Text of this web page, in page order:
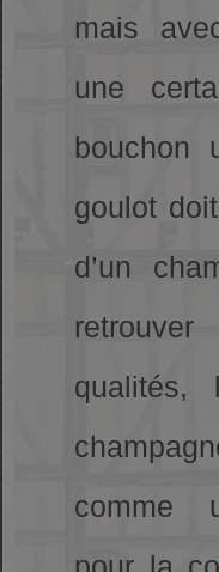
mais
une
bouchon
goulot
d’un
qualités,
comme